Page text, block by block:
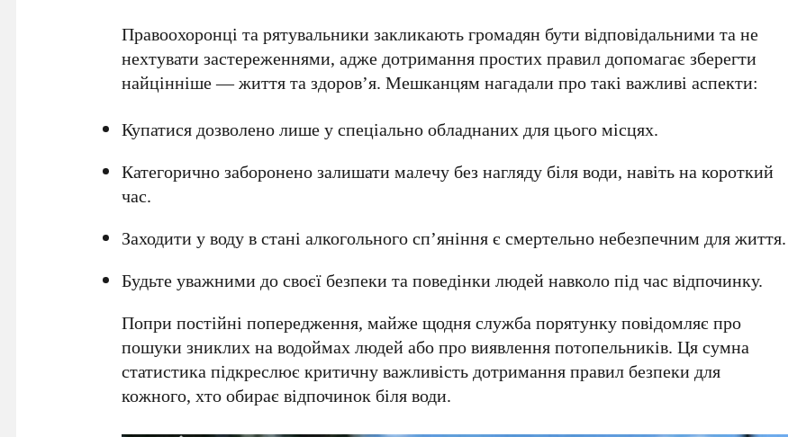
Правоохоронці та рятувальники закликають громадян бути відповідальними та не
нехтувати застереженнями, адже дотримання простих правил допомагає зберегти
найцінніше — життя та здоров’я. Мешканцям нагадали про такі важливі аспекти:
Купатися дозволено лише у спеціально обладнаних для цього місцях.
Категорично заборонено залишати малечу без нагляду біля води, навіть на короткий
час.
Заходити у воду в стані алкогольного сп’яніння є смертельно небезпечним для життя.
Будьте уважними до своєї безпеки та поведінки людей навколо під час відпочинку.
Попри постійні попередження, майже щодня служба порятунку повідомляє про
пошуки зниклих на водоймах людей або про виявлення потопельників. Ця сумна
статистика підкреслює критичну важливість дотримання правил безпеки для
кожного, хто обирає відпочинок біля води.